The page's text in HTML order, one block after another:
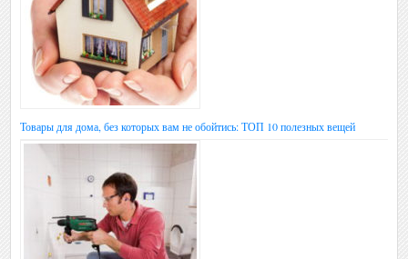
Товары для дома, без которых вам не обойтись: ТОП 10 полезных вещей